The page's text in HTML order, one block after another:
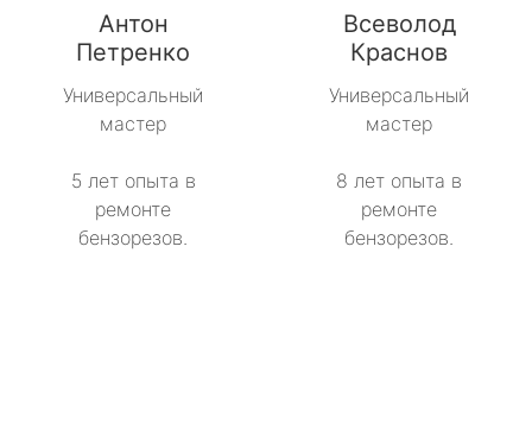
Антон
Петренко
Универсальный
мастер
5 лет опыта в
ремонте
бензорезов.
Всеволод
Краснов
Универсальный
мастер
8 лет опыта в
ремонте
бензорезов.